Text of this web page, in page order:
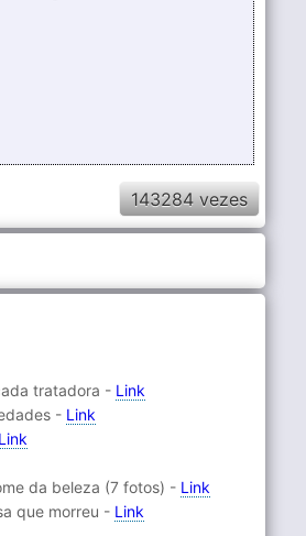
143284 vezes
tratadora - Link
- Link
Link
da beleza (7 fotos) - Link
que morreu - Link